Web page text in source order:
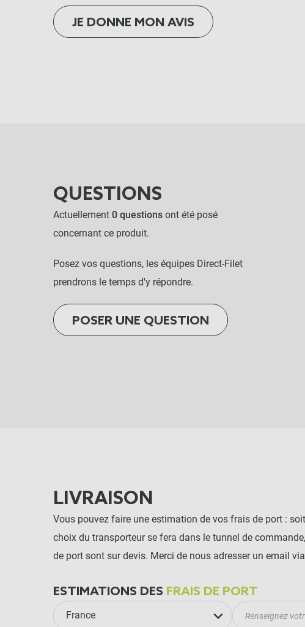
JE DONNE MON AVIS
QUESTIONS
Actuellement 0 questions ont été posé
concernant ce produit.
Posez vos questions, les équipes Direct-Filet
prendrons le temps d'y répondre.
POSER UNE QUESTION
LIVRAISON
Vous pouvez faire une estimation de vos frais de port :
choix du transporteur se fera dans le tunnel de
de port sont sur devis. Merci de nous adresser un email
ESTIMATIONS DES FRAIS DE PORT
France